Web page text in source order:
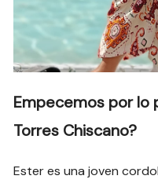
Empecemos por lo
Torres Chiscano?
Ester es una joven